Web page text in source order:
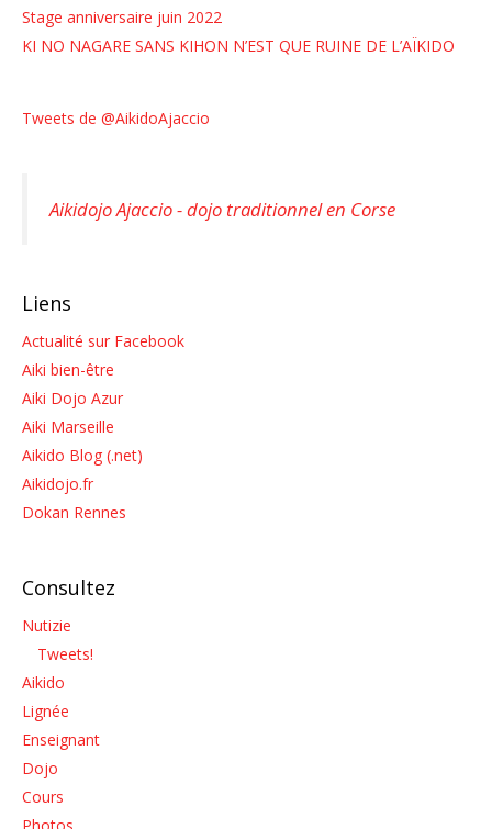
Stage anniversaire juin 2022
KI NO NAGARE SANS KIHON N’EST QUE RUINE DE L’AÏKIDO
Tweets de @AikidoAjaccio
Aikidojo Ajaccio - dojo traditionnel en Corse
Liens
Actualité sur Facebook
Aiki bien-être
Aiki Dojo Azur
Aiki Marseille
Aikido Blog (.net)
Aikidojo.fr
Dokan Rennes
Consultez
Nutizie
Tweets!
Aikido
Lignée
Enseignant
Dojo
Cours
Photos